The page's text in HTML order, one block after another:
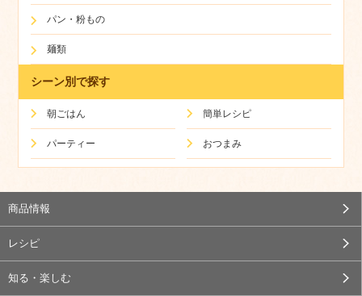
パン・粉もの
麺類
シーン別で探す
朝ごはん 簡単レシピ
パーティー おつまみ
商品情報
レシピ
知る・楽しむ